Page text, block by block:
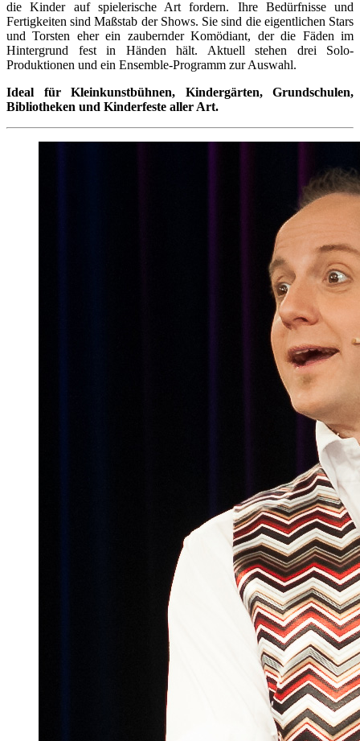
die Kinder auf spielerische Art fordern. Ihre Bedürfnisse und
Fertigkeiten sind Maßstab der Shows. Sie sind die eigentlichen Stars
und Torsten eher ein zaubernder Komödiant, der die Fäden im
Hintergrund fest in Händen hält. Aktuell stehen drei Solo-
Produktionen und ein Ensemble-Programm zur Auswahl.
Ideal für Kleinkunstbühnen, Kindergärten, Grundschulen,
Bibliotheken und Kinderfeste aller Art.